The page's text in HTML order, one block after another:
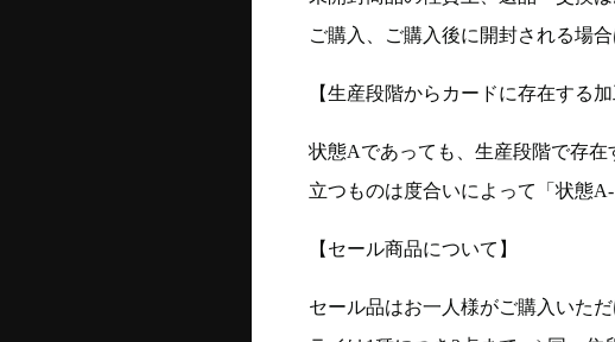
ご購入、ご購入後に開封される場
【生産段階からカードに存在する
状態Aであっても、生産段階で存
立つものは度合いによって「状態
【セール商品について】
セール品はお一人様がご購入いた